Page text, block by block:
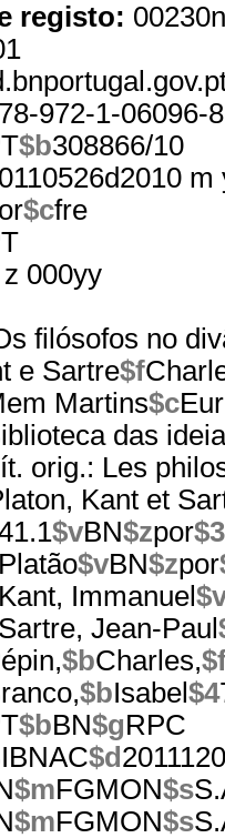
registo:
972-1-06096-8
$b308866/10
$cfre
000yy
filósofos no
e Sartre$f
Martins$c
das
orig.: Les
Kant et
$vBN$zpor$3
$vBN$zpor
Immanuel
Jean-Paul
$bCharles,
$bIsabel $4
$bBN$gRPC
$d
$mFGMON$s
$mFGMON$s